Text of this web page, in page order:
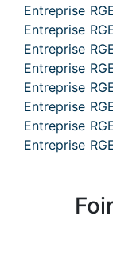
Entreprise
Entreprise
Entreprise
Entreprise
Entreprise
Entreprise
Entreprise
Entreprise